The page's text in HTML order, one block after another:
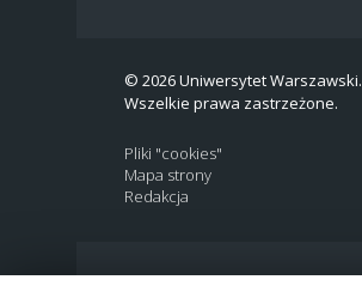
© 2026 Uniwersytet Warszawski.
Wszelkie prawa zastrzeżone.
Pliki "cookies"
Mapa strony
Redakcja